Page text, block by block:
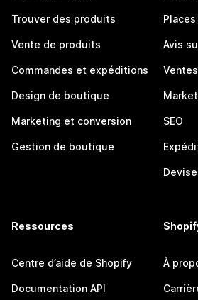
Trouver des produits
Vente de produits
Commandes et expéditions
Design de boutique
Marketing et conversion
Gestion de boutique
Avis
SEO
Ressources
Centre d’aide de Shopify
Documentation API
À